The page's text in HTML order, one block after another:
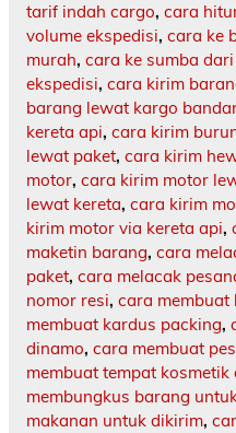
tarif indah cargo, cara
volume ekspedisi, cara ke
murah, cara ke sumba
ekspedisi, cara kirim
barang lewat kargo
kereta api, cara kirim
lewat paket, cara kirim
motor, cara kirim motor
lewat kereta, cara kirim
kirim motor via kereta api,
maketin barang, cara
paket, cara melacak
nomor resi, cara membuat
membuat kardus packing,
dinamo, cara membuat
membuat tempat kosmetik
membungkus barang
makanan untuk dikirim,